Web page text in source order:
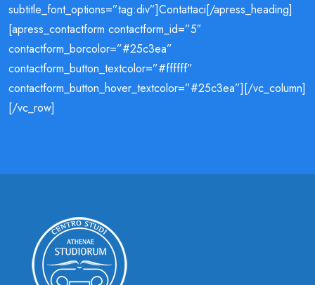
subtitle_font_options=”tag:div”]Contattaci[/apress_heading]
[apress_contactform contactform_id=”5″
contactform_borcolor=”#25c3ea”
contactform_button_textcolor=”#ffffff”
contactform_button_hover_textcolor=”#25c3ea”][/vc_column]
[/vc_row]